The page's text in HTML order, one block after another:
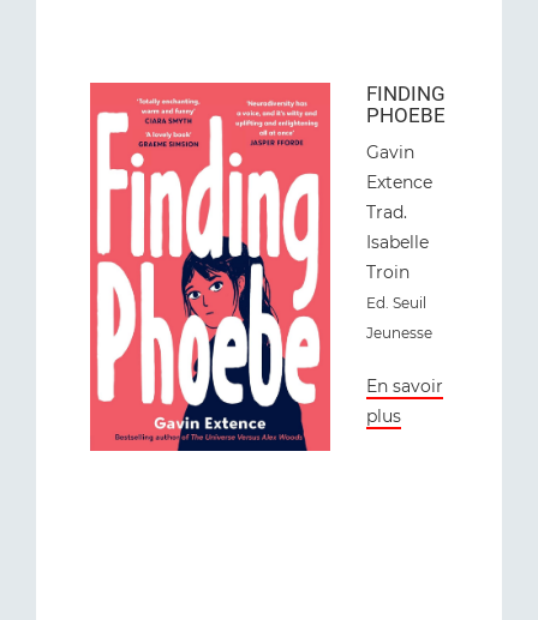
FINDING
PHOEBE
Gavin
Extence
Trad.
Isabelle
Troin
Ed. Seuil
Jeunesse
En savoir
plus